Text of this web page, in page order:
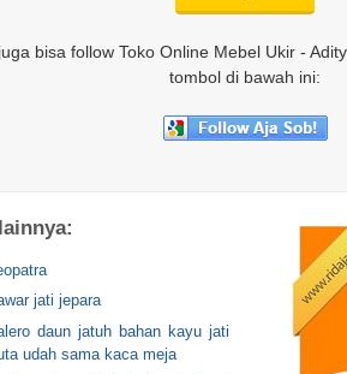
bisa follow Toko Online Mebel Ukir -
tombol di bawah ini:
jati jepara
daun jatuh bahan kayu jati
udah sama kaca meja